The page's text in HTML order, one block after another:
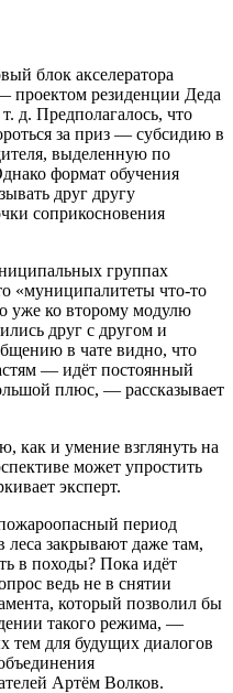
блок акселератора
проектом резиденции Деда
д. Предполагалось, что
за приз — субсидию в
выделенную по
формат обучения
друг другу
соприкосновения
группах
«муниципалитеты что-то
уже ко второму модулю
друг с другом и
в чате видно, что
— идёт постоянный
плюс, — рассказывает
как и умение взглянуть на
может упростить
эксперт.
период
леса закрывают даже там,
в походы? Пока идёт
ведь не в снятии
который позволил бы
такого режима, —
тем для будущих диалогов
Артём Волков.